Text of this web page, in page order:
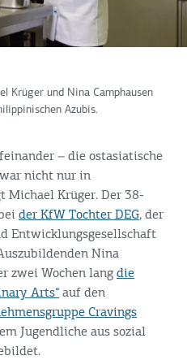
Krüger und Nina Camphausen
Azubis.
– die ostasiatische
nicht nur in
Michael Krüger. Der 38-
der KfW Tochter DEG, der
Entwicklungsgesellschaft
Nina
zwei Wochen lang die
Arts“ auf den
Cravings
Jugendliche aus sozial